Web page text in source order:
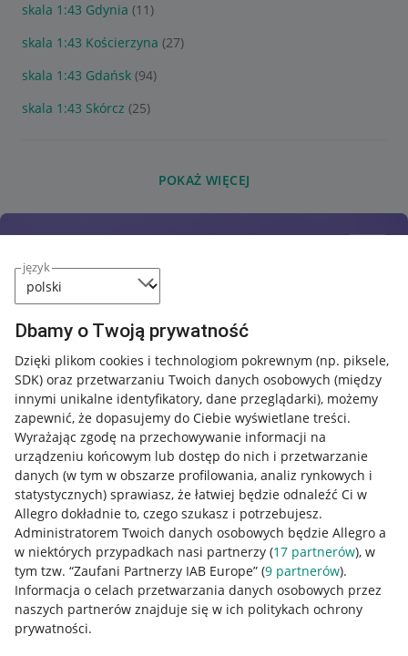
język
Dbamy o Twoją prywatność
Dzięki plikom cookies i technologiom pokrewnym (np. piksele,
SDK) oraz przetwarzaniu Twoich danych osobowych (między
innymi unikalne identyfikatory, dane przeglądarki), możemy
zapewnić, że dopasujemy do Ciebie wyświetlane treści.
Wyrażając zgodę na przechowywanie informacji na
urządzeniu końcowym lub dostęp do nich i przetwarzanie
danych (w tym w obszarze profilowania, analiz rynkowych i
statystycznych) sprawiasz, że łatwiej będzie odnaleźć Ci w
Allegro dokładnie to, czego szukasz i potrzebujesz.
Administratorem Twoich danych osobowych będzie Allegro a
w niektórych przypadkach nasi partnerzy (17 partnerów), w
tym tzw. “Zaufani Partnerzy IAB Europe” (9 partnerów).
Informacja o celach przetwarzania danych osobowych przez
naszych partnerów znajduje się w ich politykach ochrony
prywatności.
skala 1:43 Gdynia (11)
skala 1:43 Kościerzyna (27)
skala 1:43 Gdańsk (94)
skala 1:43 Skórcz (25)
POKAŻ WIĘCEJ
Przydatne informacje
Jak to działa